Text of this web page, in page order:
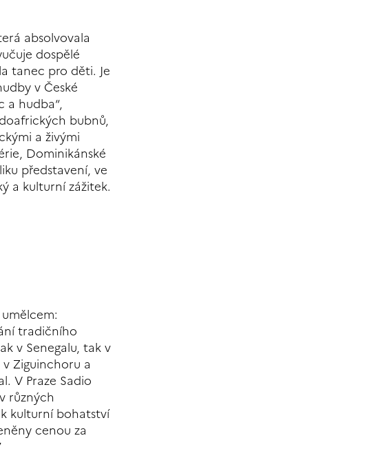
absolvovala
dospělé
tanec pro děti. Je
v České
a hudba“,
bubnů,
a živými
Dominikánské
představení, ve
a kulturní zážitek.
tradičního
v Senegalu, tak v
Ziguinchoru a
V Praze Sadio
různých
kulturní bohatství
cenou za